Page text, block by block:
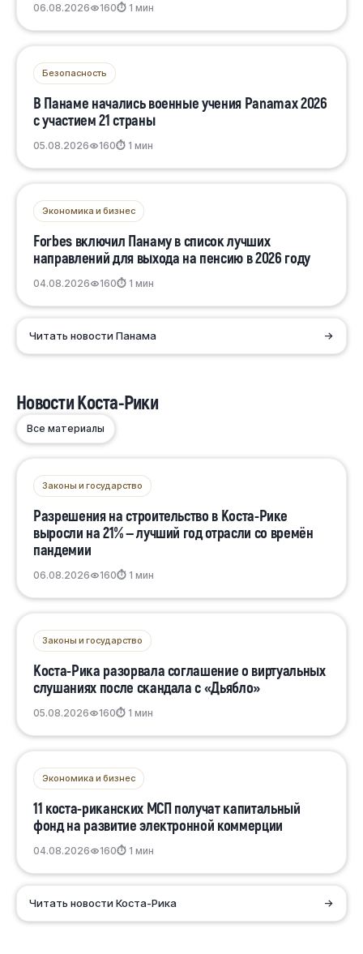
06.08.2026 160⏱ 1 мин
Безопасность
В Панаме начались военные учения Panamax 2026
с участием 21 страны
05.08.2026 160⏱ 1 мин
Экономика и бизнес
Forbes включил Панаму в список лучших
направлений для выхода на пенсию в 2026 году
04.08.2026 160⏱ 1 мин
Читать новости Панама →
Новости Коста-Рики
Все материалы
Законы и государство
Разрешения на строительство в Коста-Рике
выросли на 21% — лучший год отрасли со времён
пандемии
06.08.2026 160⏱ 1 мин
Законы и государство
Коста-Рика разорвала соглашение о виртуальных
слушаниях после скандала с «Дьябло»
05.08.2026 160⏱ 1 мин
Экономика и бизнес
11 коста-риканских МСП получат капитальный
фонд на развитие электронной коммерции
04.08.2026 160⏱ 1 мин
Читать новости Коста-Рика →